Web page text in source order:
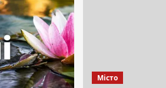
Місто